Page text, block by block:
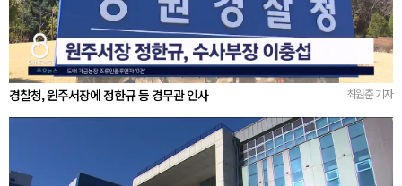
경찰청, 원주서장에 정한규 등 경무관 인사 최원준 기자